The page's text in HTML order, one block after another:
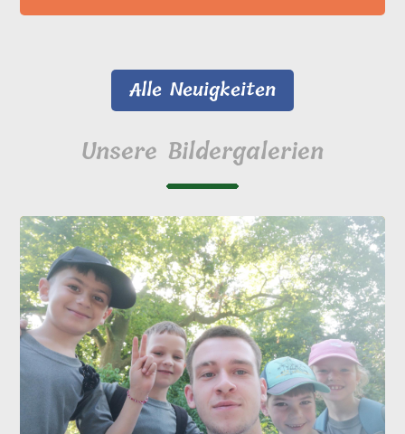
Alle Neuigkeiten
Unsere Bildergalerien